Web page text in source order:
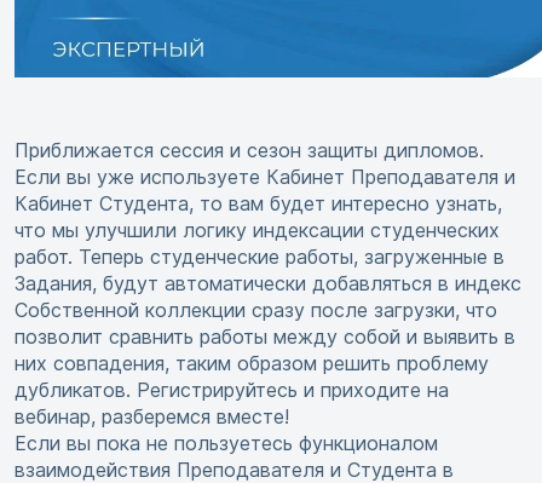
Приближается сессия и сезон защиты дипломов.
Если вы уже используете Кабинет Преподавателя и
Кабинет Студента, то вам будет интересно узнать,
что мы улучшили логику индексации студенческих
работ. Теперь студенческие работы, загруженные в
Задания, будут автоматически добавляться в индекс
Собственной коллекции сразу после загрузки, что
позволит сравнить работы между собой и выявить в
них совпадения, таким образом решить проблему
дубликатов. Регистрируйтесь и приходите на
вебинар, разберемся вместе!
Если вы пока не пользуетесь функционалом
взаимодействия Преподавателя и Студента в